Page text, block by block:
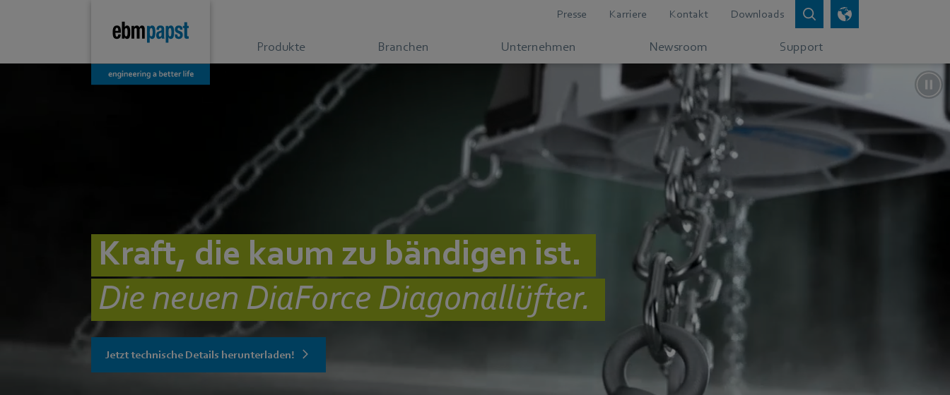
Presse Karriere Kontakt Downloads
Produkte Branchen Unternehmen Newsroom Support
Kraft, die kaum zu bändigen ist.
Die neuen DiaForce Diagonallüfter.
Jetzt technische Details herunterladen!